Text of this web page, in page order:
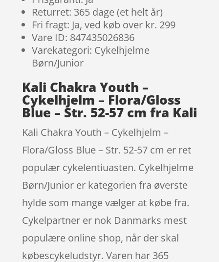
Returret: 365 dage (et helt år)
Fri fragt: Ja, ved køb over kr. 299
Vare ID: 847435026836
Varekategori: Cykelhjelme
Børn/Junior
Kali Chakra Youth –
Cykelhjelm – Flora/Gloss
Blue – Str. 52-57 cm fra Kali
Kali Chakra Youth – Cykelhjelm –
Flora/Gloss Blue – Str. 52-57 cm er ret
populær cykelentiuasten. Cykelhjelme
Børn/Junior er kategorien fra øverste
hylde som mange vælger at købe fra.
Cykelpartner er nok Danmarks mest
populære online shop, når der skal
købescykeludstyr. Varen har 365